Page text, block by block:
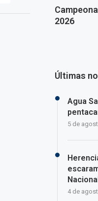
2026
Últimas
Agua
5 de
4 de